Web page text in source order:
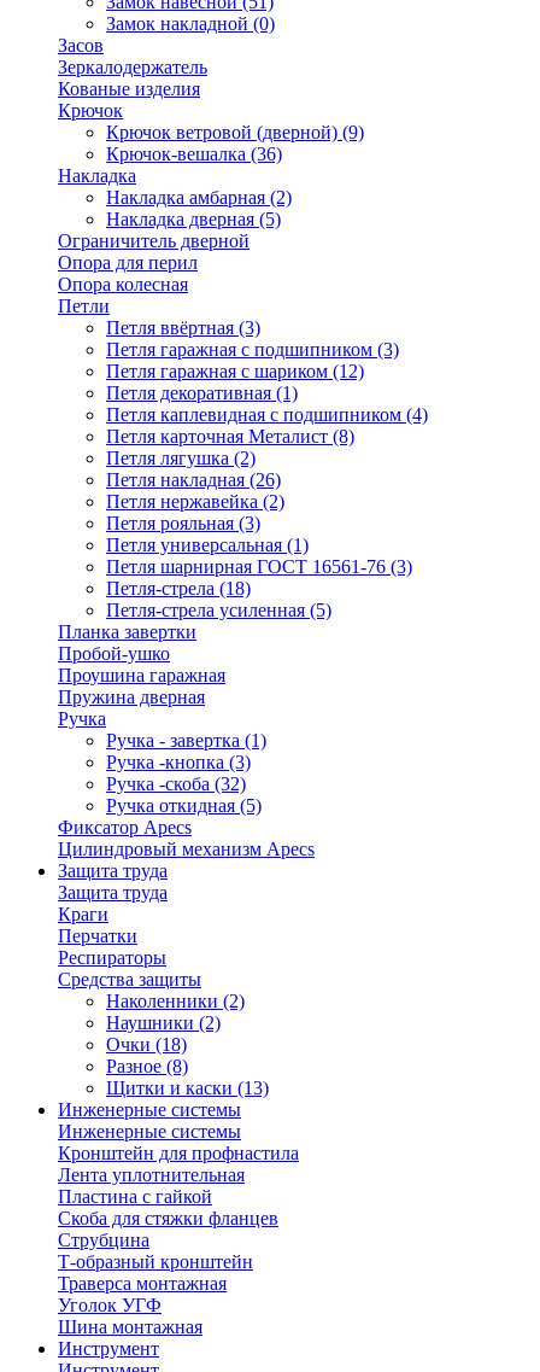
Замок накладной (0)
Засов
Зеркалодержатель
Кованые изделия
Крючок
Крючок ветровой (дверной) (9)
Крючок-вешалка (36)
Накладка
Накладка амбарная (2)
Накладка дверная (5)
Ограничитель дверной
Опора для перил
Опора колесная
Петли
Петля ввёртная (3)
Петля гаражная с подшипником (3)
Петля гаражная с шариком (12)
Петля декоративная (1)
Петля каплевидная с подшипником (4)
Петля карточная Металист (8)
Петля лягушка (2)
Петля накладная (26)
Петля нержавейка (2)
Петля рояльная (3)
Петля универсальная (1)
Петля шарнирная ГОСТ 16561-76 (3)
Петля-стрела (18)
Петля-стрела усиленная (5)
Планка завертки
Пробой-ушко
Проушина гаражная
Пружина дверная
Ручка
Ручка - завертка (1)
Ручка -кнопка (3)
Ручка -скоба (32)
Ручка откидная (5)
Фиксатор Apecs
Цилиндровый механизм Apecs
Защита труда
Защита труда
Краги
Перчатки
Респираторы
Средства защиты
Наколенники (2)
Наушники (2)
Очки (18)
Разное (8)
Щитки и каски (13)
Инженерные системы
Инженерные системы
Кронштейн для профнастила
Лента уплотнительная
Пластина с гайкой
Скоба для стяжки фланцев
Струбцина
Т-образный кронштейн
Траверса монтажная
Уголок УГФ
Шина монтажная
Инструмент